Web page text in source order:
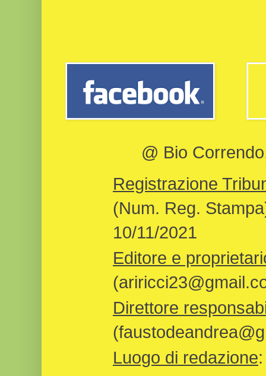
@ Bio
Registrazione
(Num. Reg.
10/11/2021
Editore e
Direttore
Luogo di redazione